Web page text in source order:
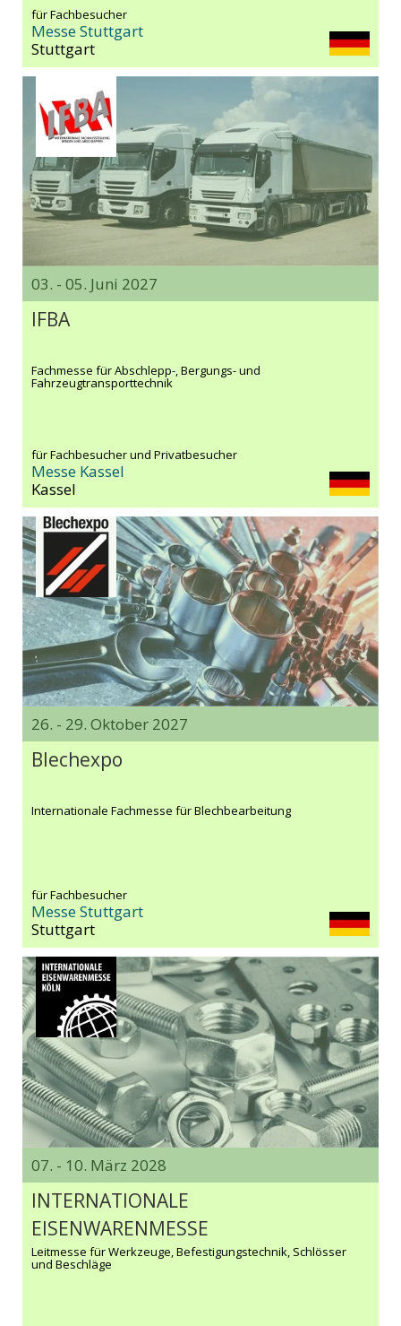
für Fachbesucher
Messe Stuttgart
Stuttgart
03. - 05. Juni 2027
IFBA
Fachmesse für Abschlepp-, Bergungs- und
Fahrzeugtransporttechnik
für Fachbesucher und Privatbesucher
Messe Kassel
Kassel
26. - 29. Oktober 2027
Blechexpo
Internationale Fachmesse für Blechbearbeitung
für Fachbesucher
Messe Stuttgart
Stuttgart
07. - 10. März 2028
INTERNATIONALE
EISENWARENMESSE
Leitmesse für Werkzeuge, Befestigungstechnik, Schlösser
und Beschläge